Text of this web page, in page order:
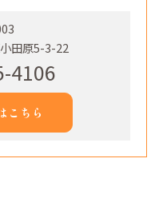
田原5-3-22
4106
こちら